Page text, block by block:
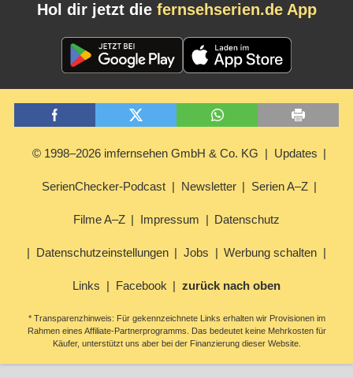
Hol dir jetzt die fernsehserien.de App
© 1998–2026 imfernsehen GmbH & Co. KG Updates
SerienChecker-Podcast Newsletter Serien A–Z
Filme A–Z Impressum Datenschutz
Datenschutzeinstellungen Jobs Werbung schalten
Links Facebook zurück nach oben
* Transparenzhinweis: Für gekennzeichnete Links erhalten wir Provisionen im
Rahmen eines Affiliate-Partnerprogramms. Das bedeutet keine Mehrkosten für
Käufer, unterstützt uns aber bei der Finanzierung dieser Website.